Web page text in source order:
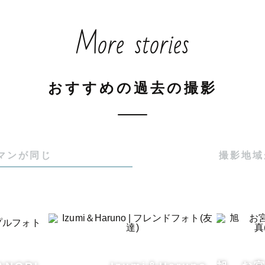
More stories
おすすめの過去の撮影
ンが同じ 撮影地